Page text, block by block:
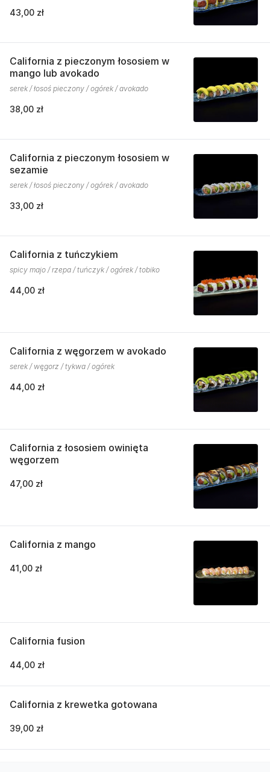
43,00 zł
California z pieczonym łososiem w
mango lub avokado
serek / łosoś pieczony / ogórek / avokado
38,00 zł
California z pieczonym łososiem w
sezamie
serek / łosoś pieczony / ogórek / avokado
33,00 zł
California z tuńczykiem
spicy majo / rzepa / tuńczyk / ogórek / tobiko
44,00 zł
California z węgorzem w avokado
serek / węgorz / tykwa / ogórek
44,00 zł
California z łososiem owinięta
węgorzem
47,00 zł
California z mango
41,00 zł
California fusion
44,00 zł
California z krewetka gotowana
39,00 zł